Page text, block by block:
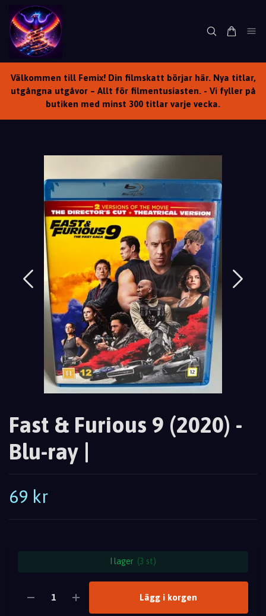
Välkommen till Femix! Din filmskatt börjar här. Nya titlar,
utgångna utgåvor – Allt för filmentusiasten. - Vi fyller på
butiken med minst 300 titlar varje vecka.
Fast & Furious 9 (2020) -
Blu-ray |
69 kr
I lager (3 st)
Lägg i korgen